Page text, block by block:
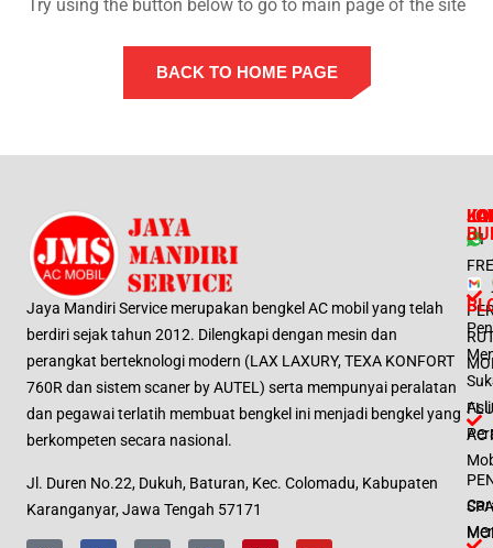
Try using the button below to go to main page of the site
BACK TO HOME PAGE
Jaya Mandiri Service merupakan bengkel AC mobil yang telah
berdiri sejak tahun 2012. Dilengkapi dengan mesin dan
perangkat berteknologi modern (LAX LAXURY, TEXA KONFORT
760R dan sistem scaner by AUTEL) serta mempunyai peralatan
dan pegawai terlatih membuat bengkel ini menjadi bengkel yang
berkompeten secara nasional.
Jl. Duren No.22, Dukuh, Baturan, Kec. Colomadu, Kabupaten
Karanganyar, Jawa Tengah 57171
ISI
AC